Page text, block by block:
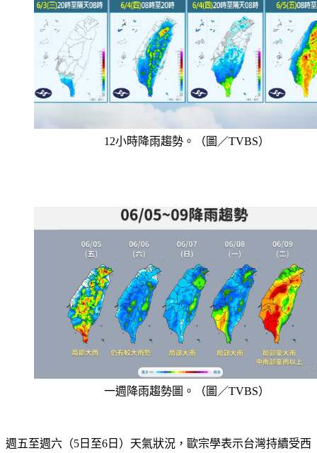
12小時降雨趨勢。（圖／TVBS）
一週降雨趨勢圖。（圖／TVBS）
週五至週六（5日至6日）天氣狀況，歐宗學表示台灣持續受西